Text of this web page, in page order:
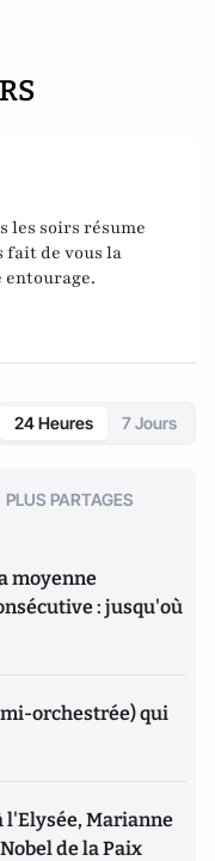
les soirs résume
fait de vous la
entourage.
24 Heures 7 Jours
PLUS PARTAGES
moyenne
: jusqu'où
orchestrée) qui
l'Elysée, Marianne
de la Paix